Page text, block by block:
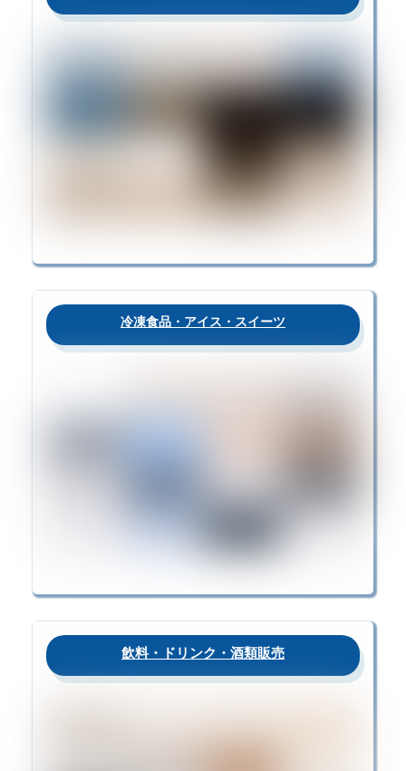
冷凍食品・アイス・スイーツ
飲料・ドリンク・酒類販売